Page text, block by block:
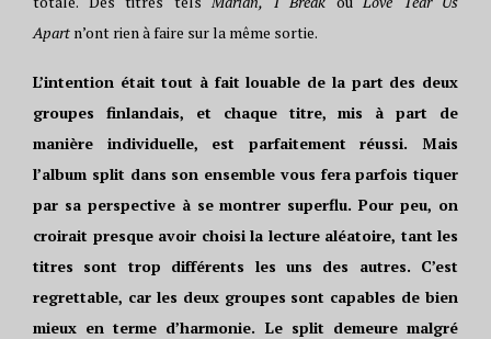
Apart n’ont rien à faire sur la même sortie.
L’intention était tout à fait louable de la part des deux
groupes finlandais, et chaque titre, mis à part de
manière individuelle, est parfaitement réussi. Mais
l’album split dans son ensemble vous fera parfois tiquer
par sa perspective à se montrer superflu. Pour peu, on
croirait presque avoir choisi la lecture aléatoire, tant les
titres sont trop différents les uns des autres. C’est
regrettable, car les deux groupes sont capables de bien
mieux en terme d’harmonie. Le split demeure malgré